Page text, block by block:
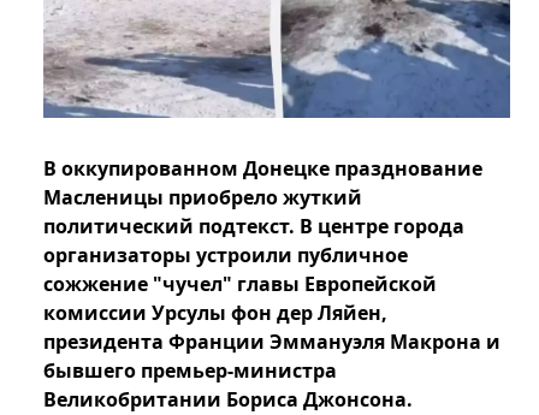
В оккупированном Донецке празднование
Масленицы приобрело жуткий
политический подтекст. В центре города
организаторы устроили публичное
сожжение "чучел" главы Европейской
комиссии Урсулы фон дер Ляйен,
президента Франции Эммануэля Макрона и
бывшего премьер-министра
Великобритании Бориса Джонсона.